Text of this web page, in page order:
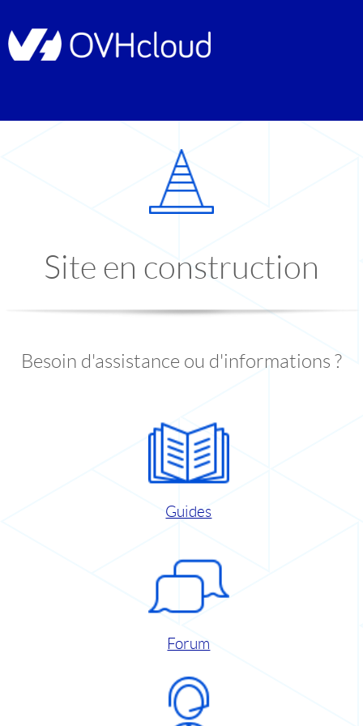
Site en construction
Besoin d'assistance ou d'informations ?
Guides
Forum